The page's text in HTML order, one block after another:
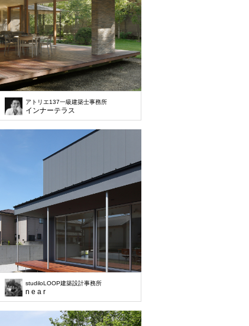
かけられる高さの縁側を設け、水平方向に伸びた庇と縁側により、奥行
アトリエ137一級建築士事務所
インナーテラス
studiloLOOP建築設計事務所
n e a r